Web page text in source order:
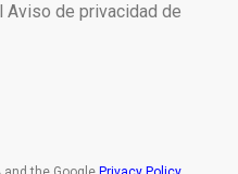
Aviso de privacidad de